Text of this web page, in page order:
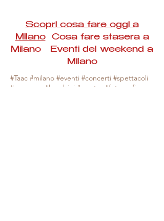
Scopri cosa fare oggi a
MilanoCosa fare stasera a
Milano Eventi del weekend a
Milano
#Taac #milano #eventi #concerti #spettacoli
#rassegne #bambini #mostre #fotografia